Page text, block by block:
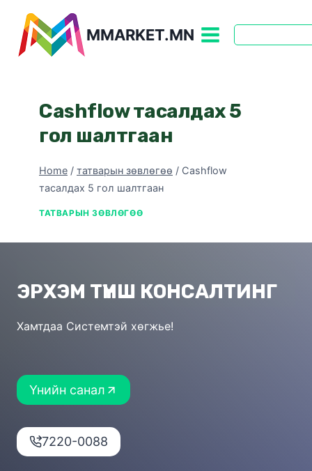
content
MMARKET.MN
Cashflow тасалдах 5
гол шалтгаан
Home / татварын зөвлөгөө / Cashflow
тасалдах 5 гол шалтгаан
ТАТВАРЫН ЗӨВЛӨГӨӨ
ЭРХЭМ ТҮНШ КОНСАЛТИНГ
Хамтдаа Системтэй хөгжье!
Үнийн санал
7220-0088